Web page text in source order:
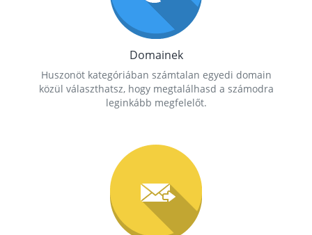
Domainek
Huszonöt kategóriában számtalan egyedi domain
közül választhatsz, hogy megtalálhasd a számodra
leginkább megfelelőt.